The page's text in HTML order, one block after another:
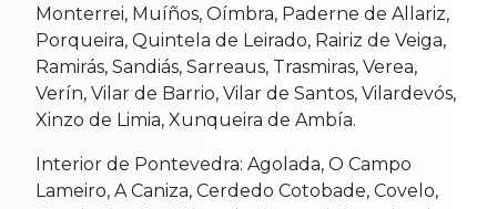
Monterrei, Muíños, Oímbra, Paderne de Allariz,
Porqueira, Quintela de Leirado, Rairiz de Veiga,
Ramirás, Sandiás, Sarreaus, Trasmiras, Verea,
Verín, Vilar de Barrio, Vilar de Santos, Vilardevós,
Xinzo de Limia, Xunqueira de Ambía.
Interior de Pontevedra: Agolada, O Campo
Lameiro, A Caniza, Cerdedo Cotobade, Covelo,